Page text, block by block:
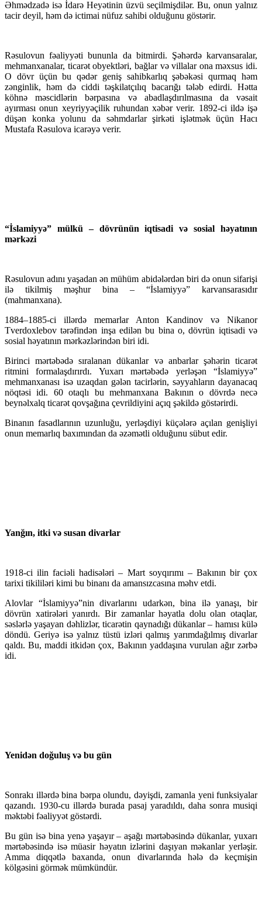
Əhmədzadə isə İdarə Heyətinin üzvü seçilmişdilər. Bu, onun yalnız
tacir deyil, həm də ictimai nüfuz sahibi olduğunu göstərir.
Rəsulovun fəaliyyəti bununla da bitmirdi. Şəhərdə karvansaralar,
mehmanxanalar, ticarət obyektləri, bağlar və villalar ona məxsus idi.
O dövr üçün bu qədər geniş sahibkarlıq şəbəkəsi qurmaq həm
zənginlik, həm də ciddi təşkilatçılıq bacarığı tələb edirdi. Hətta
köhnə məscidlərin bərpasına və abadlaşdırılmasına da vəsait
ayırması onun xeyriyyəçilik ruhundan xəbər verir. 1892-ci ildə işə
düşən konka yolunu da səhmdarlar şirkəti işlətmək üçün Hacı
Mustafa Rəsulova icarəyə verir.
“İslamiyyə” mülkü – dövrünün iqtisadi və sosial həyatının
mərkəzi
Rəsulovun adını yaşadan ən mühüm abidələrdən biri də onun sifarişi
ilə tikilmiş məşhur bina – “İslamiyyə” karvansarasıdır
(mahmanxana).
1884–1885-ci illərdə memarlar Anton Kandinov və Nikanor
Tverdoxlebov tərəfindən inşa edilən bu bina o, dövrün iqtisadi və
sosial həyatının mərkəzlərindən biri idi.
Birinci mərtəbədə sıralanan dükanlar və anbarlar şəhərin ticarət
ritmini formalaşdırırdı. Yuxarı mərtəbədə yerləşən “İslamiyyə”
mehmanxanası isə uzaqdan gələn tacirlərin, səyyahların dayanacaq
nöqtəsi idi. 60 otaqlı bu mehmanxana Bakının o dövrdə necə
beynəlxalq ticarət qovşağına çevrildiyini açıq şəkildə göstərirdi.
Binanın fasadlarının uzunluğu, yerləşdiyi küçələrə açılan genişliyi
onun memarlıq baxımından da əzəmətli olduğunu sübut edir.
Yanğın, itki və susan divarlar
1918-ci ilin faciəli hadisələri – Mart soyqırımı – Bakının bir çox
tarixi tikililəri kimi bu binanı da amansızcasına məhv etdi.
Alovlar “İslamiyyə”nin divarlarını udarkən, bina ilə yanaşı, bir
dövrün xatirələri yanırdı. Bir zamanlar həyatla dolu olan otaqlar,
səslərlə yaşayan dəhlizlər, ticarətin qaynadığı dükanlar – hamısı külə
döndü. Geriyə isə yalnız tüstü izləri qalmış yarımdağılmış divarlar
qaldı. Bu, maddi itkidən çox, Bakının yaddaşına vurulan ağır zərbə
idi.
Yenidən doğuluş və bu gün
Sonrakı illərdə bina bərpa olundu, dəyişdi, zamanla yeni funksiyalar
qazandı. 1930-cu illərdə burada pasaj yaradıldı, daha sonra musiqi
məktəbi fəaliyyət göstərdi.
Bu gün isə bina yenə yaşayır – aşağı mərtəbəsində dükanlar, yuxarı
mərtəbəsində isə müasir həyatın izlərini daşıyan məkanlar yerləşir.
Amma diqqətlə baxanda, onun divarlarında hələ də keçmişin
kölgəsini görmək mümkündür.